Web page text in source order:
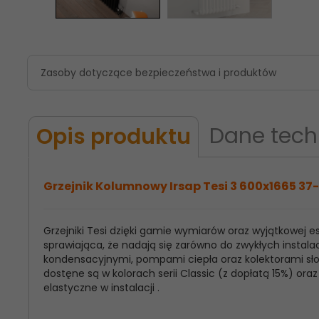
Zasoby dotyczące bezpieczeństwa i produktów
Opis produktu Dane
Grzejnik Kolumnowy Irsap Tesi 3 600x1665
Grzejniki Tesi dzięki gamie wymiarów oraz
sprawiająca, że nadają się zarówno do zwykłych
kondensacyjnymi, pompami ciepła oraz kolektorami
dostęne są w kolorach serii Classic (z dopłatą 15%)
elastyczne w instalacji .
Model
Produktu:
Irsap Tesi 3
Wysokość
Grzejnika:
600